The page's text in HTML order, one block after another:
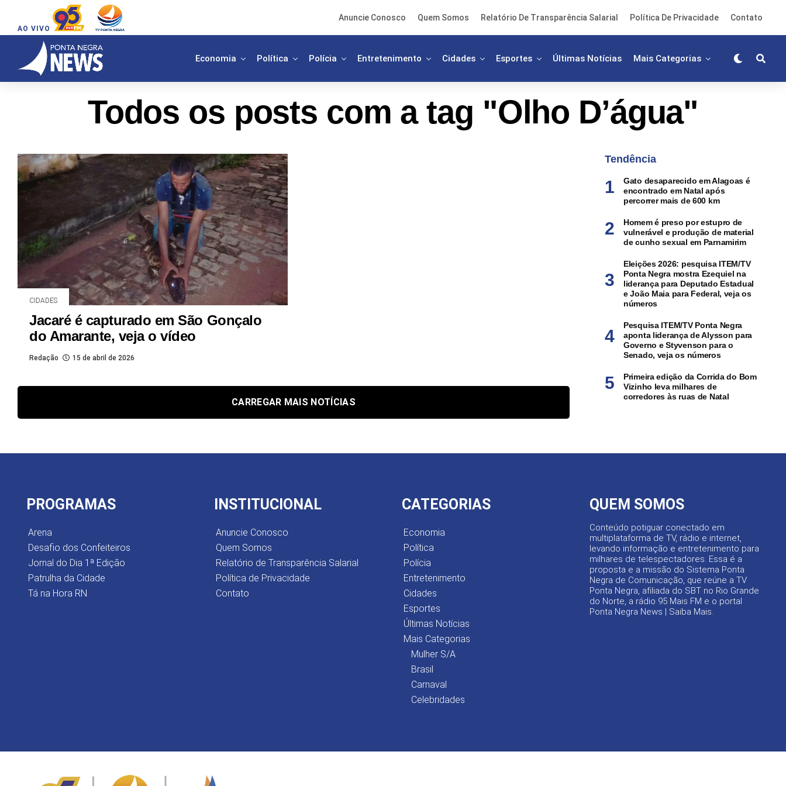
AO VIVO
Anuncie Conosco Quem Somos Relatório De Transparência Salarial Política De Privacidade Contato
Economia Política Polícia Entretenimento Cidades Esportes Últimas Notícias Mais Categorias
Todos os posts com a tag "Olho D’água"
CIDADES
Jacaré é capturado em São Gonçalo
do Amarante, veja o vídeo
Redação 15 de abril de 2026
CARREGAR MAIS NOTÍCIAS
Tendência
Gato desaparecido em Alagoas é
encontrado em Natal após
percorrer mais de 600 km
Homem é preso por estupro de
vulnerável e produção de material
de cunho sexual em Parnamirim
Eleições 2026: pesquisa ITEM/TV
Ponta Negra mostra Ezequiel na
liderança para Deputado Estadual
e João Maia para Federal, veja os
números
Pesquisa ITEM/TV Ponta Negra
aponta liderança de Alysson para
Governo e Styvenson para o
Senado, veja os números
Primeira edição da Corrida do Bom
Vizinho leva milhares de
corredores às ruas de Natal
PROGRAMAS
Arena
Desafio dos Confeiteiros
Jornal do Dia 1ª Edição
Patrulha da Cidade
Tá na Hora RN
INSTITUCIONAL
Anuncie Conosco
Quem Somos
Relatório de Transparência Salarial
Política de Privacidade
Contato
CATEGORIAS
Economia
Política
Polícia
Entretenimento
Cidades
Esportes
Últimas Notícias
Mais Categorias
Mulher S/A
Brasil
Carnaval
Celebridades
QUEM SOMOS
Conteúdo potiguar conectado em
multiplataforma de TV, rádio e internet,
levando informação e entretenimento para
milhares de telespectadores. Essa é a
proposta e a missão do Sistema Ponta
Negra de Comunicação, que reúne a TV
Ponta Negra, afiliada do SBT no Rio Grande
do Norte, a rádio 95 Mais FM e o portal
Ponta Negra News | Saiba Mais.